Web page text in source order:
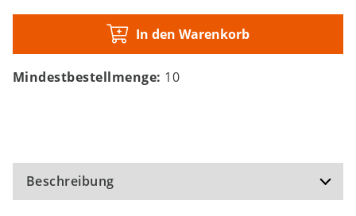
In den Warenkorb
Mindestbestellmenge: 10
Beschreibung